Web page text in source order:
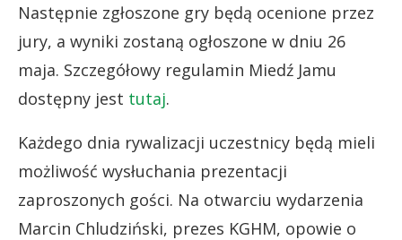
Następnie zgłoszone gry będą ocenione przez
jury, a wyniki zostaną ogłoszone w dniu 26
maja. Szczegółowy regulamin Miedź Jamu
dostępny jest tutaj.
Każdego dnia rywalizacji uczestnicy będą mieli
możliwość wysłuchania prezentacji
zaproszonych gości. Na otwarciu wydarzenia
Marcin Chludziński, prezes KGHM, opowie o